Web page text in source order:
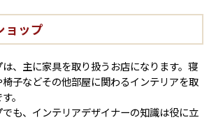
ョップ
、主に家具を取り扱うお店になります。寝
子などその他部屋に関わるインテリアを取
。
も、インテリアデザイナーの知識は役に立